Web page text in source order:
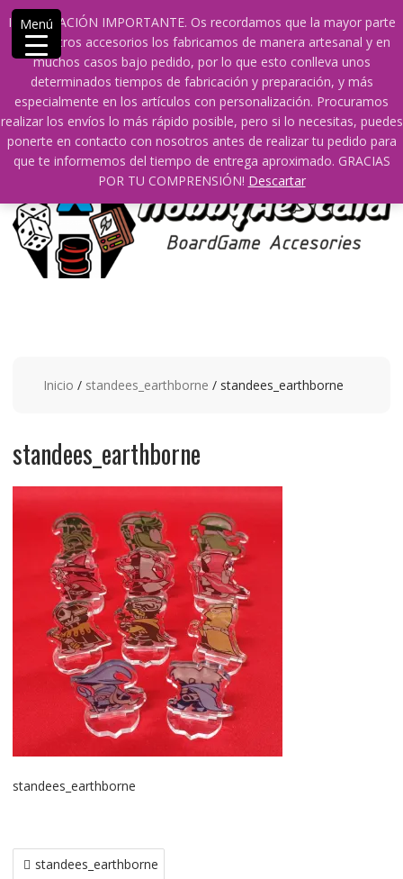
INFORMACIÓN IMPORTANTE. Os recordamos que la mayor parte
de nuestros accesorios los fabricamos de manera artesanal y en
muchos casos bajo pedido, por lo que esto conlleva unos
determinados tiempos de fabricación y preparación, y más
especialmente en los artículos con personalización. Procuramos
realizar los envíos lo más rápido posible, pero si lo necesitas, puedes
ponerte en contacto con nosotros antes de realizar tu pedido para
que te informemos del tiempo de entrega aproximado. GRACIAS
POR TU COMPRENSIÓN! Descartar
Saltar
contenido
609241475 SOLO DE 10:00 a 14:00
info@hobbyaescala.com
San Fernando de Henares
10:00 - 14:00
Mi cuenta
0 0
Inicio / standees_earthborne / standees_earthborne
standees_earthborne
standees_earthborne
Navegación
standees_earthborne
Menú